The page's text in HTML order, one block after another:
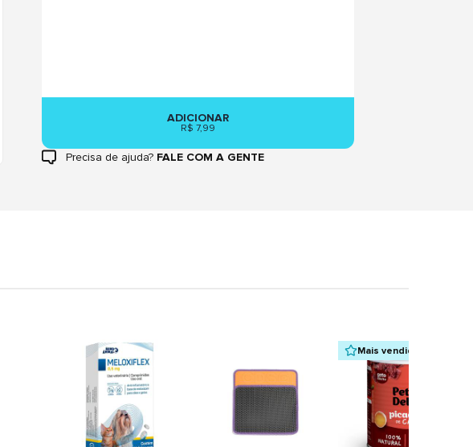
ADICIONAR
R$ 7,99
Precisa de ajuda? FALE COM A GENTE
Mais vendidos